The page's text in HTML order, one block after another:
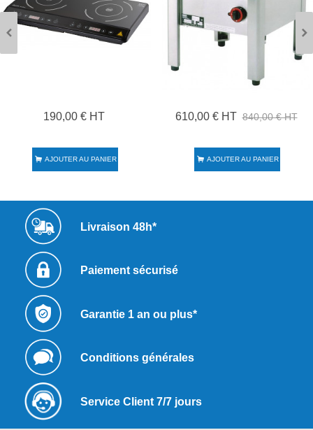
190,00 € HT
AJOUTER AU PANIER
610,00 € HT 840,00 € HT
AJOUTER AU PANIER
Livraison 48h*
Paiement sécurisé
Garantie 1 an ou plus*
Conditions générales
Service Client 7/7 jours